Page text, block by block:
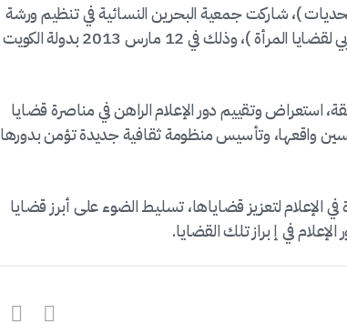
)، شاركت جمعية البحرين النسائية في تنظيم ورشة
تدريبية للإعلاميات المشاركات في الملتقى حول ( الطرح الايجابي لقضايا المرأة )، وذلك في 12 مارس 2013 بدولة الكويت
استعراض وتقييم دور الإعلام الراهن في مناصرة قضايا
واقعها، وتأسيس منظومة ثقافية جديدة تؤمن بدورها
الإعلام لتعزيز قضاياها، تسليط الضوء على أبرز قضايا
في إ براز تلك القضايا.